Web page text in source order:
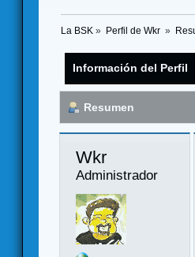
La BSK » Perfil de Wkr »
Información del Perfil
Resumen
Wkr
Administrador